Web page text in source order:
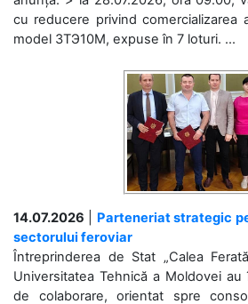
cu reducere privind comercializarea
model 3ТЭ10М, expuse în 7 loturi. ...
14.07.2026
Parteneriat strategic
sectorului feroviar
Întreprinderea de Stat „Calea
Universitatea Tehnică a Moldovei
de colaborare, orientat spre